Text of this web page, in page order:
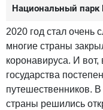
Национальный парк
2020 год стал очень
многие страны
коронавируса. И
государства
путешественников.
страны решились